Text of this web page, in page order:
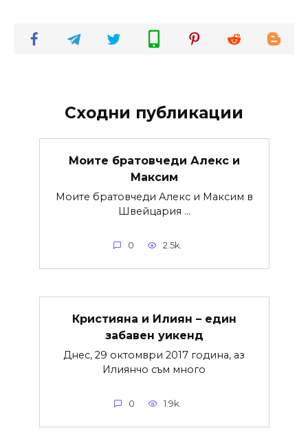
Сходни публикации
Моите братовчеди Алекс и
Максим
Моите братовчеди Алекс и Максим в
Швейцария …
0 2.5k.
Кристияна и Илиян – един
забавен уикенд
Днес, 29 октомври 2017 година, аз
Илиянчо съм много
0 1.9k.